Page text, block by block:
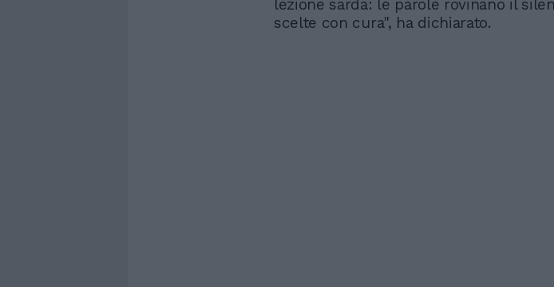
lezione sarda: le parole rovinano il
scelte con cura", ha dichiarato.